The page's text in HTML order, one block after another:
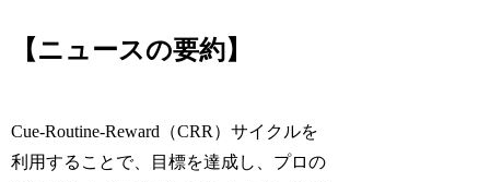
【ニュースの要約】
Cue-Routine-Reward（CRR）サイクルを
利用することで、目標を達成し、プロの